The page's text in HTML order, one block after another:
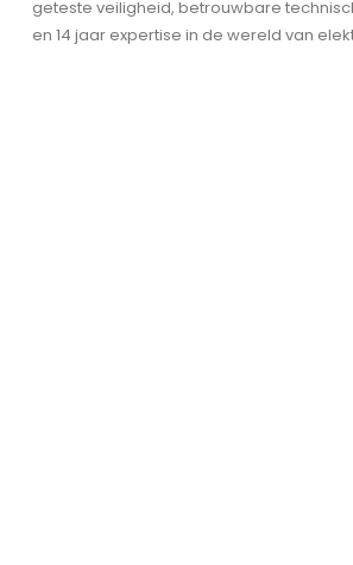
geteste veiligheid, betrouwbare
en 14 jaar expertise in de wereld van